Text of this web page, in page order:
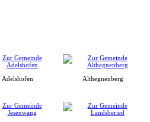
Adelshofen Althegnenberg